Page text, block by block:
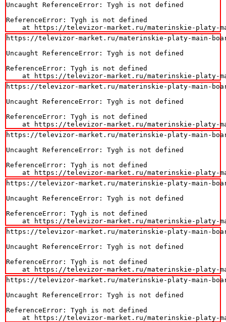
Uncaught ReferenceError: Tygh is not defined
ReferenceError: Tygh is not defined
at https://televizor-market.ru/materinskie-
https://televizor-market.ru/materinskie-platy-main-board/
Uncaught ReferenceError: Tygh is not defined
ReferenceError: Tygh is not defined
at https://televizor-market.ru/materinskie-
https://televizor-market.ru/materinskie-platy-main-board/
Uncaught ReferenceError: Tygh is not defined
ReferenceError: Tygh is not defined
at https://televizor-market.ru/materinskie-
https://televizor-market.ru/materinskie-platy-main-board/
Uncaught ReferenceError: Tygh is not defined
ReferenceError: Tygh is not defined
at https://televizor-market.ru/materinskie-
https://televizor-market.ru/materinskie-platy-main-board/
Uncaught ReferenceError: Tygh is not defined
ReferenceError: Tygh is not defined
at https://televizor-market.ru/materinskie-
https://televizor-market.ru/materinskie-platy-main-board/
Uncaught ReferenceError: Tygh is not defined
ReferenceError: Tygh is not defined
at https://televizor-market.ru/materinskie-
https://televizor-market.ru/materinskie-platy-main-board/
Uncaught ReferenceError: Tygh is not defined
ReferenceError: Tygh is not defined
at https://televizor-market.ru/materinskie-